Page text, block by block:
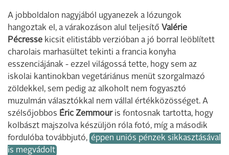
A jobboldalon nagyjából ugyanezek a lózungok
hangoztak el, a várakozáson alul teljesítő Valérie
Pécresse kicsit elitistább verzióban a jó borral leöblített
charolais marhasültet tekinti a francia konyha
esszenciájának - ezzel világossá tette, hogy sem az
iskolai kantinokban vegetáriánus menüt szorgalmazó
zöldekkel, sem pedig az alkoholt nem fogyasztó
muzulmán választókkal nem vállal értékközösséget. A
szélsőjobbos Éric Zemmouris fontosnak tartotta, hogy
kolbászt majszolva készüljön róla fotó, míg a második
fordulóba továbbjutó, éppen uniós pénzek sikkasztásával
is megvádolt